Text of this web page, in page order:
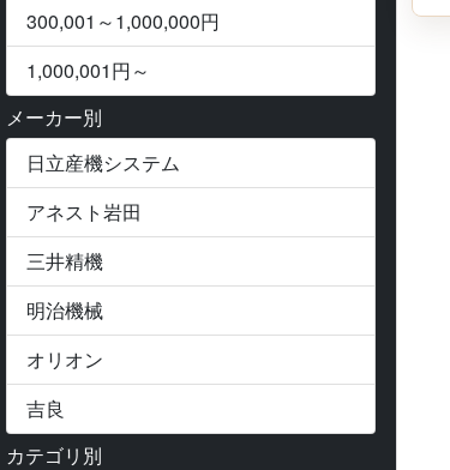
300,001～1,000,000円
1,000,001円～
メーカー別
日立産機システム
アネスト岩田
三井精機
明治機械
オリオン
吉良
カテゴリ別